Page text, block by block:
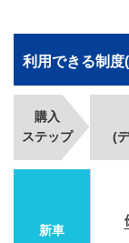
利用できる制度
購入
ステップ
(
新車